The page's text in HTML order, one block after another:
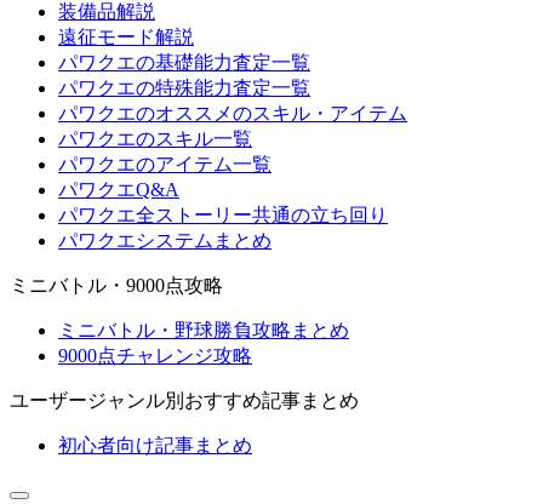
装備品解説
遠征モード解説
パワクエの基礎能力査定一覧
パワクエの特殊能力査定一覧
パワクエのオススメのスキル・アイテム
パワクエのスキル一覧
パワクエのアイテム一覧
パワクエQ&A
パワクエ全ストーリー共通の立ち回り
パワクエシステムまとめ
ミニバトル・9000点攻略
ミニバトル・野球勝負攻略まとめ
9000点チャレンジ攻略
ユーザージャンル別おすすめ記事まとめ
初心者向け記事まとめ